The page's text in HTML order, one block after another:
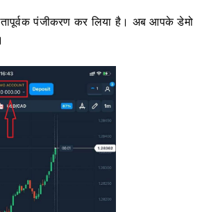
पंजीकरण कर लिया है। अब आपके डेमो